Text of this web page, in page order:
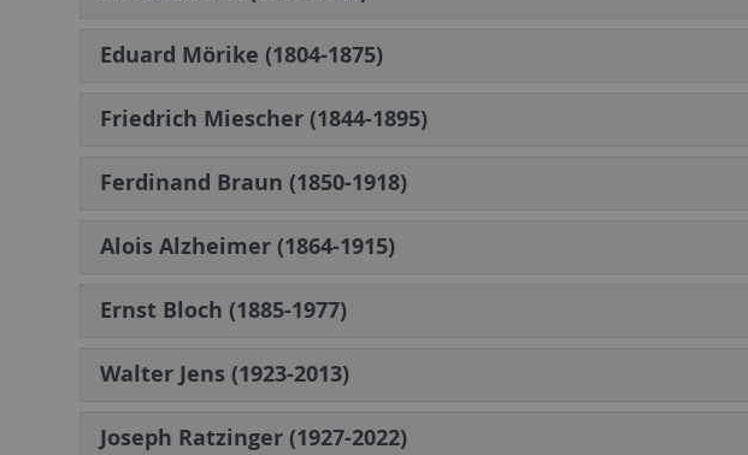
Eduard Mörike (1804-1875)
Friedrich Miescher (1844-1895)
Ferdinand Braun (1850-1918)
Alois Alzheimer (1864-1915)
Ernst Bloch (1885-1977)
Walter Jens (1923-2013)
Joseph Ratzinger (1927-2022)